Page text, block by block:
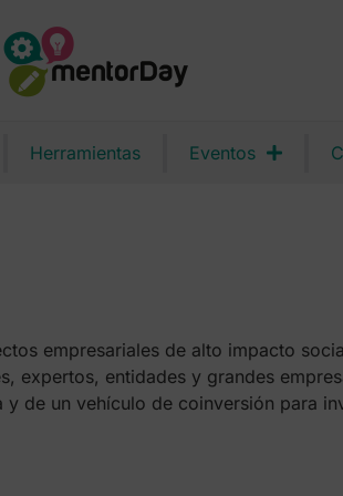
Herramientas Eventos
empresariales de alto impacto
expertos, entidades y grandes
de un vehículo de coinversión para